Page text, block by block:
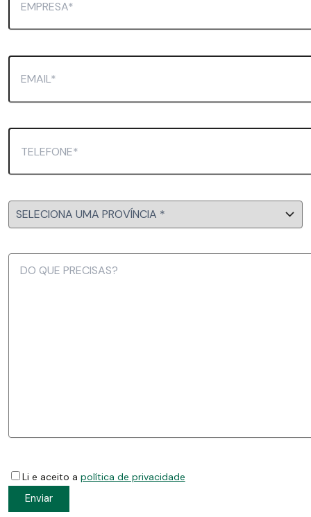
Li e aceito a política de privacidade